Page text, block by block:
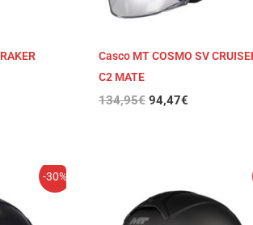
Casco MT COSMO SV
C2 MATE
134,95€ 94,47€
-30%
precio
original
era:
actual